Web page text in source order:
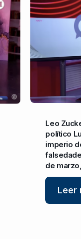
Leo
político
imperio
de
Leer